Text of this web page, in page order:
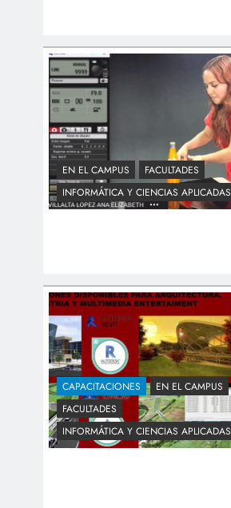
EN EL CAMPUS
FACULTADES
INFORMÁTICA Y CIENCIAS APLICADAS
CAPACITACIONES
EN EL CAMPUS
FACULTADES
INFORMÁTICA Y CIENCIAS APLICADAS